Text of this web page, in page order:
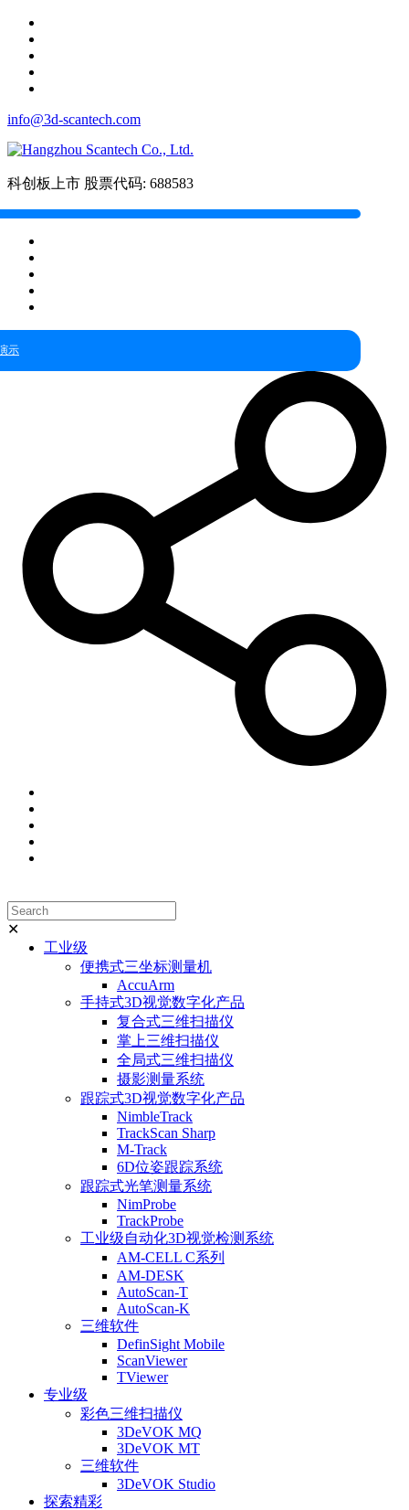
info@3d-scantech.com
科创板上市 股票代码: 688583
示
✕
工业级
便携式三坐标测量机
AccuArm
手持式3D视觉数字化产品
复合式三维扫描仪
掌上三维扫描仪
全局式三维扫描仪
摄影测量系统
跟踪式3D视觉数字化产品
NimbleTrack
TrackScan Sharp
M-Track
6D位姿跟踪系统
跟踪式光笔测量系统
NimProbe
TrackProbe
工业级自动化3D视觉检测系统
AM-CELL C系列
AM-DESK
AutoScan-T
AutoScan-K
三维软件
DefinSight Mobile
ScanViewer
TViewer
专业级
彩色三维扫描仪
3DeVOK MQ
3DeVOK MT
三维软件
3DeVOK Studio
探索精彩